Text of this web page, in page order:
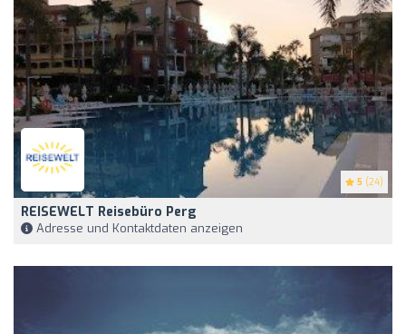
5 (24)
REISEWELT Reisebüro Perg
Adresse und Kontaktdaten anzeigen